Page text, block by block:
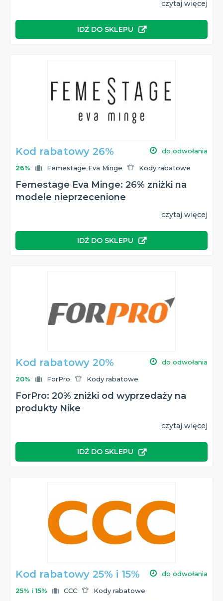
czytaj więcej
IDŹ DO SKLEPU
Kod rabatowy 26% do odwołania
26% Femestage Eva Minge Kody rabatowe
Femestage Eva Minge: 26% zniżki na
modele nieprzecenione
czytaj więcej
IDŹ DO SKLEPU
Kod rabatowy 20% do odwołania
20% ForPro Kody rabatowe
ForPro: 20% zniżki od wyprzedaży na
produkty Nike
czytaj więcej
IDŹ DO SKLEPU
Kod rabatowy 25% i 15% do odwołania
25% i 15% CCC Kody rabatowe